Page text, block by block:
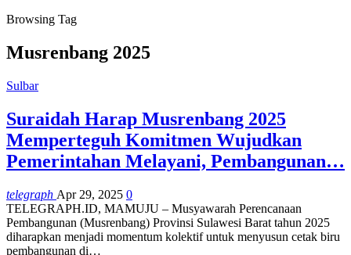
Browsing Tag
Musrenbang 2025
Sulbar
Suraidah Harap Musrenbang 2025
Memperteguh Komitmen Wujudkan
Pemerintahan Melayani, Pembangunan…
telegraph Apr 29, 2025 0
TELEGRAPH.ID, MAMUJU – Musyawarah Perencanaan
Pembangunan (Musrenbang) Provinsi Sulawesi Barat tahun 2025
diharapkan menjadi momentum kolektif untuk menyusun cetak biru
pembangunan di…